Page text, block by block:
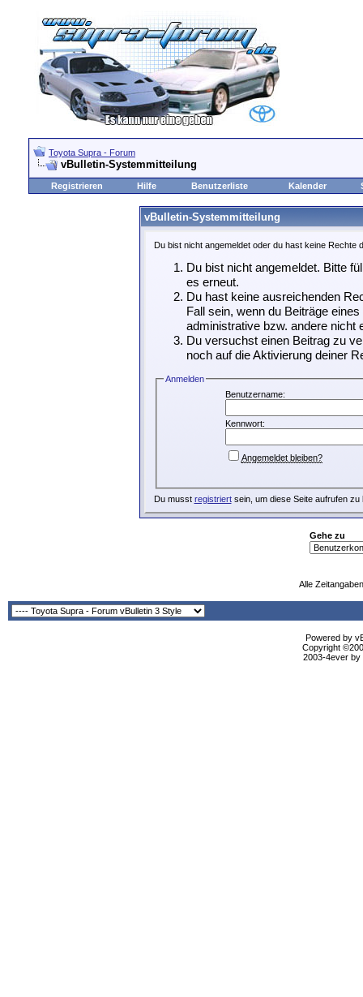
Toyota Supra - Forum
vBulletin-Systemmitteilung
Registrieren Hilfe Benutzerliste Kalender
vBulletin-Systemmitteilung
Du bist nicht angemeldet oder du hast keine Rechte
Du bist nicht angemeldet. Bitte
es erneut.
Du hast keine ausreichenden
Fall sein, wenn du Beiträge
administrative bzw. andere nicht
Du versuchst einen Beitrag zu
noch auf die Aktivierung deiner
Anmelden
Benutzername:
Kennwort:
Angemeldet bleiben?
Du musst registriertsein, um diese Seite aufrufen zu
Gehe zu
Alle
Powered by
Copyright
2003-4ever by